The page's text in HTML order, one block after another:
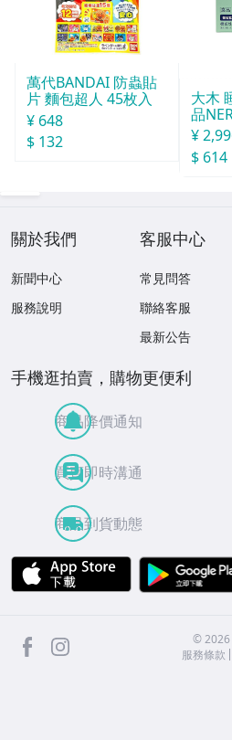
萬代BANDAI 防蟲貼
片 麵包超人 45枚入
¥ 648
$ 132
大木
品
袋
¥
$ 614
關於我們
新聞中心
服務說明
客服中心
常見問答
聯絡客服
最新公告
手機逛拍賣，購物更便利
商品降價通知
買賣即時溝通
商品到貨動態
APP Store
facebook ©2026
服務條款